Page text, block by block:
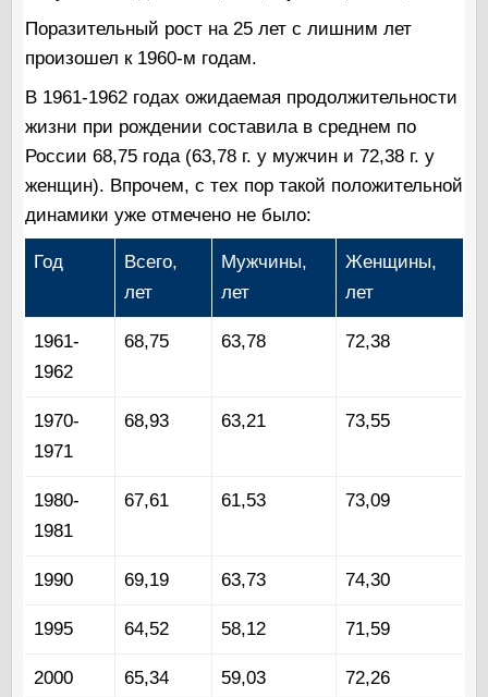
Поразительный рост на 25 лет с лишним лет
произошел к 1960-м годам.
В 1961-1962 годах ожидаемая продолжительности
жизни при рождении составила в среднем по
России 68,75 года (63,78 г. у мужчин и 72,38 г. у
женщин). Впрочем, с тех пор такой положительной
динамики уже отмечено не было:
Год
Всего,
лет
Мужчины,
лет
Женщины,
лет
1961-
1962
68,75 63,78 72,38
1970-
1971
68,93 63,21 73,55
1980-
1981
67,61 61,53 73,09
1990 69,19 63,73 74,30
1995 64,52 58,12 71,59
2000 65,34 59,03 72,26